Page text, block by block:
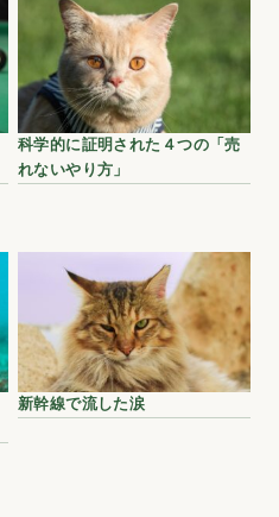
科学的に証明された４つの「売
れないやり方」
新幹線で流した涙